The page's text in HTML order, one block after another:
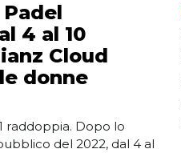
4 al 10
Cloud
donne
raddoppia. Dopo lo
del 2022, dal 4 al